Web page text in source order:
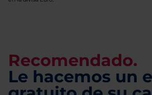
Recomendado.
Le hacemos un